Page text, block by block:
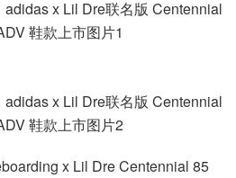
x Lil Dre Centennial 85